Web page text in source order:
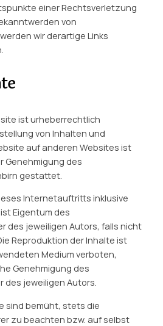
einer Rechtsverletzung
von
wir derartige Links
ist urheberrechtlich
von Inhalten und
auf anderen Websites ist
Genehmigung des
gestattet.
Internetauftritts inklusive
Eigentum des
des jeweiligen Autors, falls nicht
Reproduktion der Inhalte ist
Medium verboten,
Genehmigung des
des jeweiligen Autors.
sind bemüht, stets die
zu beachten bzw. auf selbst